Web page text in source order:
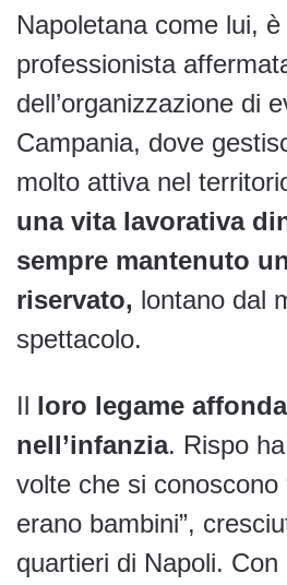
Napoletana come lui, è
professionista
dell’organizzazione di
Campania, dove
molto attiva nel
una vita lavorativa
sempre mantenuto
riservato, lontano dal
spettacolo.
Il loro legame
nell’infanzia. Rispo
volte che si conoscono
erano bambini”,
quartieri di Napoli.